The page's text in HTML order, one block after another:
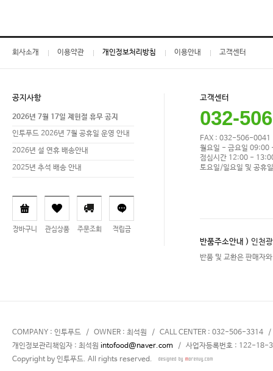
회사소개 이용약관 개인정보처리방침 이용안내 고객센터
공지사항
2026년 7월 17일 제헌절 휴무 공지
인투푸드 2026년 7월 공휴일 운영 안내
2026년 설 연휴 배송안내
2025년 추석 배송 안내
장바구니 관심상품 주문조회 적립금
고객센터
032-
FAX : 032-506-0041
월요일 - 금요일
점심시간 12:00 -
토요일/일요일 및 공휴
반품주소안내 ) 인천
반품 및 교환은 판매자
COMPANY : 인투푸드 / OWNER : 최석원 / CALL CENTER : 032-506-3314
개인정보관리책임자 : 최석원 intofood@naver.com / 사업자등록번호 : 122-18-
Copyright by 인투푸드. All rights reserved.